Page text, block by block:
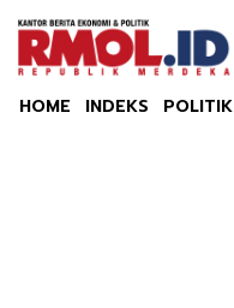
HOME INDEKS POLITIK